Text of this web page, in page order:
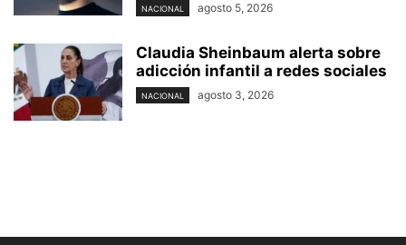
NACIONAL agosto 5, 2026
Claudia Sheinbaum alerta sobre
adicción infantil a redes sociales
NACIONAL agosto 3, 2026